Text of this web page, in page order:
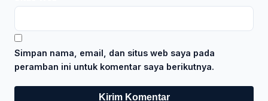
Simpan nama, email, dan situs web saya pada
peramban ini untuk komentar saya berikutnya.